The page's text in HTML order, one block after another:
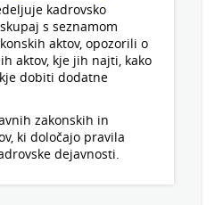
kadrovsko
s seznamom
aktov, opozorili o
aktov, kje jih najti, kako
dobiti dodatne
zakonskih in
ki določajo pravila
dejavnosti.